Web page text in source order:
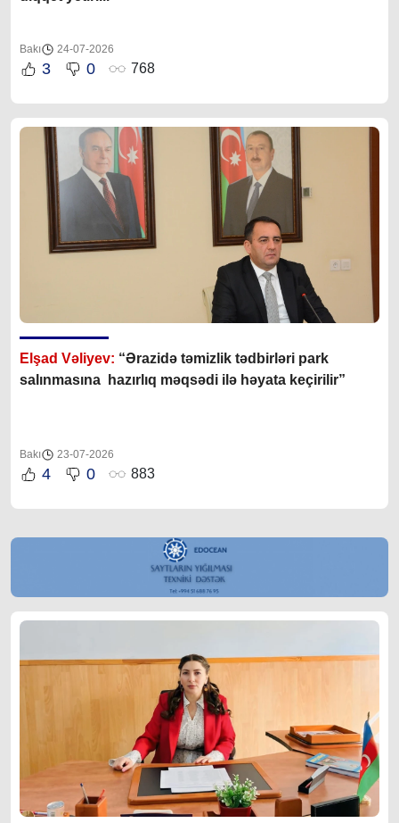
Bakı 24-07-2026
3 0 768
Elşad Vəliyev: “Ərazidə təmizlik tədbirləri park
salınmasına hazırlıq məqsədi ilə həyata keçirilir”
Bakı 23-07-2026
4 0 883